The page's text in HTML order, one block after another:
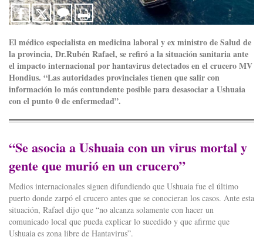
El médico especialista en medicina laboral y ex ministro de Salud de
la provincia, Dr.Rubén Rafael, se refiró a la situación sanitaria ante
el impacto internacional por hantavirus detectados en el crucero MV
Hondius. “Las autoridades provinciales tienen que salir con
información lo más contundente posible para desasociar a Ushuaia
con el punto 0 de enfermedad”.
“Se asocia a Ushuaia con un virus mortal y
gente que murió en un crucero”
Medios internacionales siguen difundiendo que Ushuaia fue el último
puerto donde zarpó el crucero antes que se conocieran los casos. Ante esta
situación, Rafael dijo que “no alcanza solamente con hacer un
comunicado local que pueda explicar lo sucedido y que afirme que
Ushuaia es zona libre de Hantavirus”.